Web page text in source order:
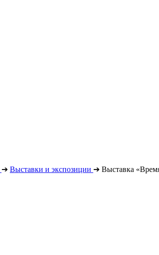
➔ Выставки и экспозиции ➔ Выставка